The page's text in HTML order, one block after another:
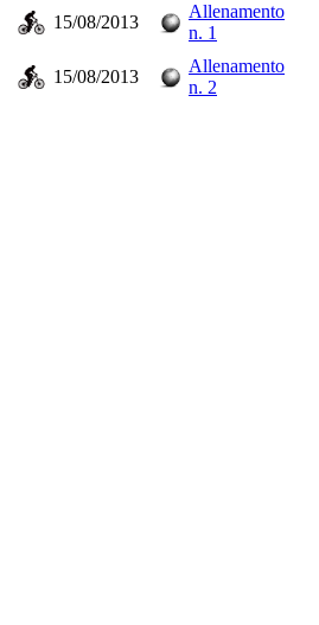
15/08/2013
Allenamento
n. 1
15/08/2013
Allenamento
n. 2